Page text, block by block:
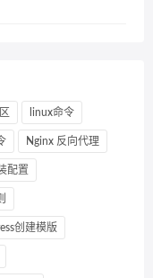
linux命令
Nginx 反向代理
配置
创建模版